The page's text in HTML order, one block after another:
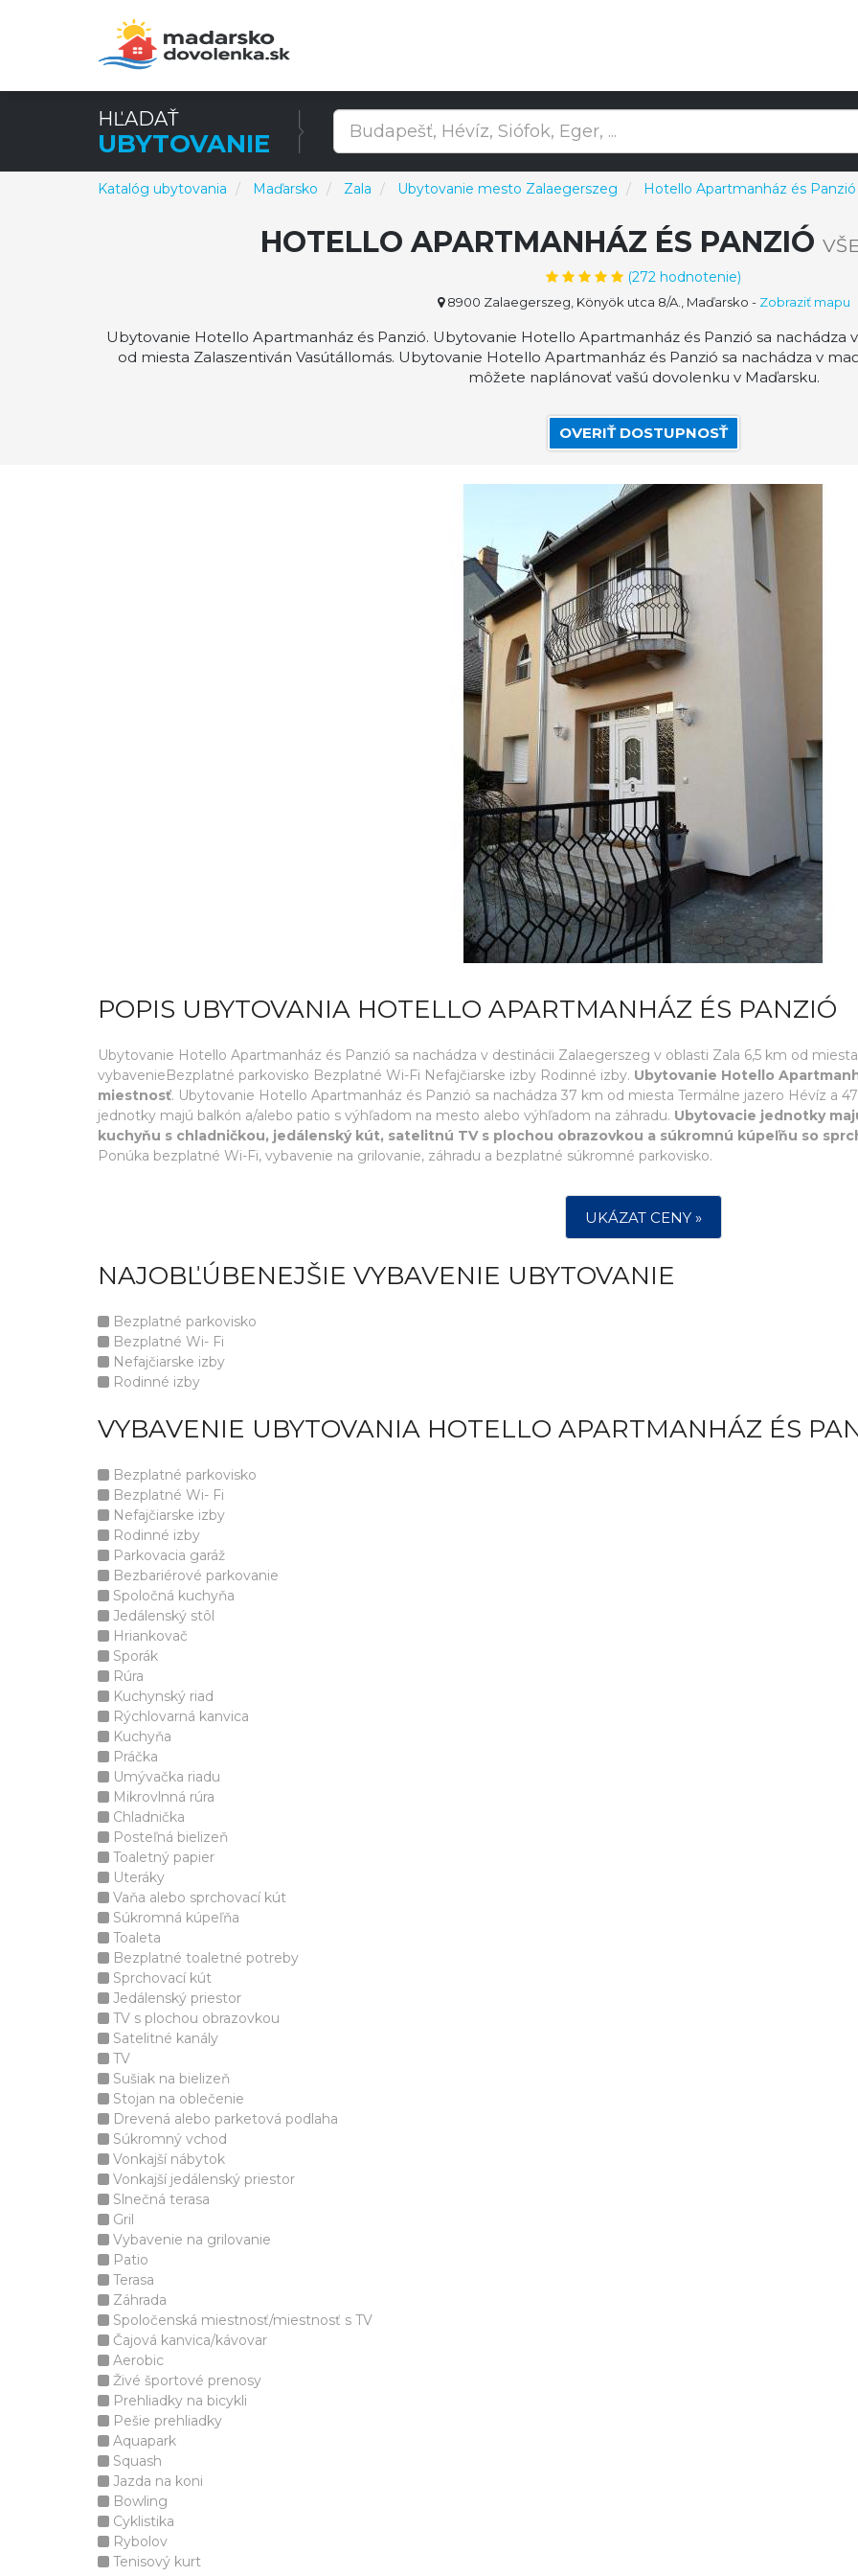
HĽADAŤ
UBYTOVANIE
Katalóg ubytovania Maďarsko Zala Ubytovanie mesto Zalaegerszeg Hotello Apartmanház és Panzió
HOTELLO APARTMANHÁZ ÉS PANZIÓ
(272 hodnotenie)
8900 Zalaegerszeg, Könyök utca 8/A., Maďarsko - Zobraziť mapu
Ubytovanie Hotello Apartmanház és Panzió. Ubytovanie Hotello Apartmanház és Panzió sa nachádza
od miesta Zalaszentiván Vasútállomás. Ubytovanie Hotello Apartmanház és Panzió sa nachádza v
môžete naplánovať vašú dovolenku v Maďarsku.
OVERIŤ DOSTUPNOSŤ
POPIS UBYTOVANIA HOTELLO APARTMANHÁZ ÉS PANZIÓ
Ubytovanie Hotello Apartmanház és Panzió sa nachádza v destinácii Zalaegerszeg v oblasti Zala 6,5 km od
vybavenieBezplatné parkovisko Bezplatné Wi-Fi Nefajčiarske izby Rodinné izby. Ubytovanie Hotello
miestnosť. Ubytovanie Hotello Apartmanház és Panzió sa nachádza 37 km od miesta Termálne jazero Hévíz a
jednotky majú balkón a/alebo patio s výhľadom na mesto alebo výhľadom na záhradu. Ubytovacie jednotky
kuchyňu s chladničkou, jedálenský kút, satelitnú TV s plochou obrazovkou a súkromnú kúpeľňu so
Ponúka bezplatné Wi-Fi, vybavenie na grilovanie, záhradu a bezplatné súkromné parkovisko.
UKÁZAT CENY »
NAJOBĽÚBENEJŠIE VYBAVENIE UBYTOVANIE
Bezplatné parkovisko
Bezplatné Wi- Fi
Nefajčiarske izby
Rodinné izby
VYBAVENIE UBYTOVANIA HOTELLO APARTMANHÁZ ÉS
Bezplatné parkovisko
Bezplatné Wi- Fi
Nefajčiarske izby
Rodinné izby
Parkovacia garáž
Bezbariérové parkovanie
Spoločná kuchyňa
Jedálenský stôl
Hriankovač
Sporák
Rúra
Kuchynský riad
Rýchlovarná kanvica
Kuchyňa
Práčka
Umývačka riadu
Mikrovlnná rúra
Chladnička
Posteľná bielizeň
Toaletný papier
Uteráky
Vaňa alebo sprchovací kút
Súkromná kúpeľňa
Toaleta
Bezplatné toaletné potreby
Sprchovací kút
Jedálenský priestor
TV s plochou obrazovkou
Satelitné kanály
TV
Sušiak na bielizeň
Stojan na oblečenie
Drevená alebo parketová podlaha
Súkromný vchod
Vonkajší nábytok
Vonkajší jedálenský priestor
Slnečná terasa
Gril
Vybavenie na grilovanie
Patio
Terasa
Záhrada
Spoločenská miestnosť/miestnosť s TV
Čajová kanvica/kávovar
Aerobic
Živé športové prenosy
Prehliadky na bicykli
Pešie prehliadky
Aquapark
Squash
Jazda na koni
Bowling
Cyklistika
Rybolov
Tenisový kurt